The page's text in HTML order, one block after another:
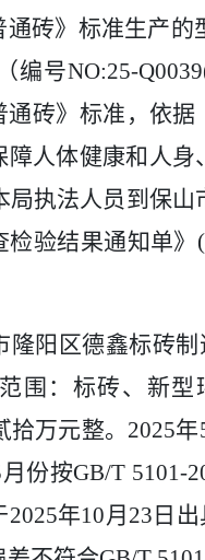
通砖》标准生产的
编号NO:25-
通砖》标准，依据
障人体健康和人
局执法人员到保
验结果通知单》
隆阳区德鑫标砖
围：标砖、新
万元整。 2025年
月份按GB/T 5101-
2025年10月 23 日